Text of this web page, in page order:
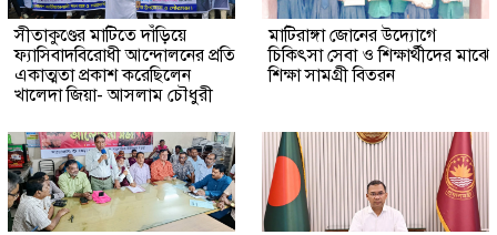
সীতাকুণ্ডের মাটিতে দাঁড়িয়ে
ফ্যাসিবাদবিরোধী আন্দোলনের প্রতি
একাত্মতা প্রকাশ করেছিলেন
খালেদা জিয়া- আসলাম চৌধুরী
মাটিরাঙ্গা জোনের উদ্যোগে
চিকিৎসা সেবা ও শিক্ষার্থীদের মাঝে
শিক্ষা সামগ্রী বিতরন